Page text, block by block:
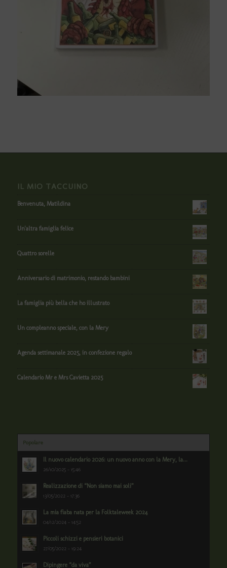
IL MIO TACCUINO
Benvenuta, Matildina
Un'altra famiglia felice
Quattro sorelle
Anniversario di matrimonio, restando bambini
La famiglia più bella che ho illustrato
Un compleanno speciale, con la Mery
Agenda settimanale 2025, in confezione regalo
Calendario Mr e Mrs Cavietta 2025
Popolare
Il nuovo calendario 2026: un nuovo anno con la Mery, la...
26/10/2025 - 15:46
Realizzazione di “Non siamo mai soli”
13/05/2022 - 17:36
La mia fiaba nata per la Folktaleweek 2024
04/12/2024 - 14:52
Piccoli schizzi e pensieri botanici
27/05/2022 - 19:24
Dipingere “da viva”